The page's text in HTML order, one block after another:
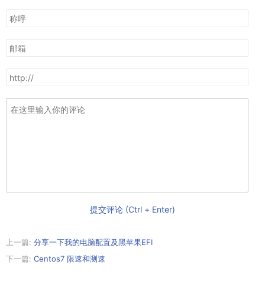
提交评论 (Ctrl + Enter)
上一篇: 分享一下我的电脑配置及黑苹果EFI
下一篇: Centos7 限速和测速